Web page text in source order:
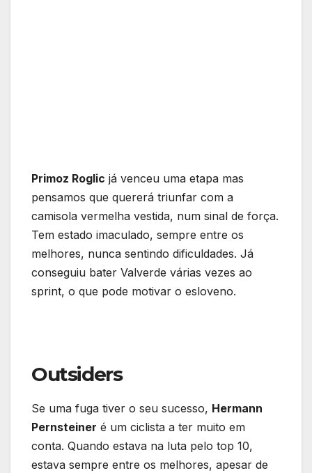
Primoz Roglic já venceu uma etapa mas
pensamos que quererá triunfar com a
camisola vermelha vestida, num sinal de força.
Tem estado imaculado, sempre entre os
melhores, nunca sentindo dificuldades. Já
conseguiu bater Valverde várias vezes ao
sprint, o que pode motivar o esloveno.
Outsiders
Se uma fuga tiver o seu sucesso, Hermann
Pernsteiner é um ciclista a ter muito em
conta. Quando estava na luta pelo top 10,
estava sempre entre os melhores, apesar de